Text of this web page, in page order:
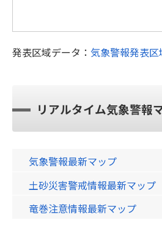
発表区域データ： 気象警報発表
リアルタイム気象警報
気象警報最新マップ
土砂災害警戒情報最新マップ
竜巻注意情報最新マップ